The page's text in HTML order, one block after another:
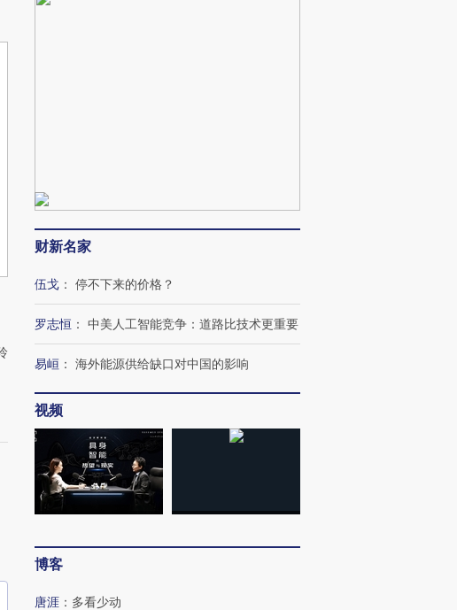
财新名家
伍戈 ： 停不下来的价格？
罗志恒 ： 中美人工智能竞争：道路比技术更重要
易峘 ： 海外能源供给缺口对中国的影响
视频
博客
唐涯 ： 多看少动